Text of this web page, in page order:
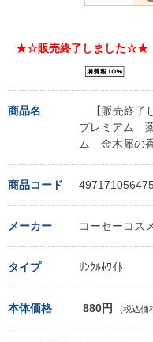
★☆販売終了しました☆★
商品名
【販売終
プレミアム
ム 金木犀の
商品コード
メーカー コーセーコス
タイプ ﾘﾝｸﾙﾎﾜｲﾄ
本体価格 880円 (税込価